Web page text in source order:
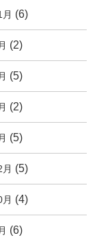
(6)
(2)
(5)
(2)
(5)
(5)
(4)
(6)